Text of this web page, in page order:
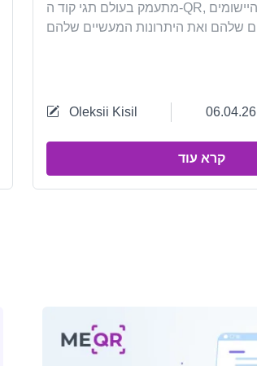
מתעמק בעולם תגי קוד ה-QR, ובוחן את היישומים
Oleksii Kisil 06.04.26
קרא עוד